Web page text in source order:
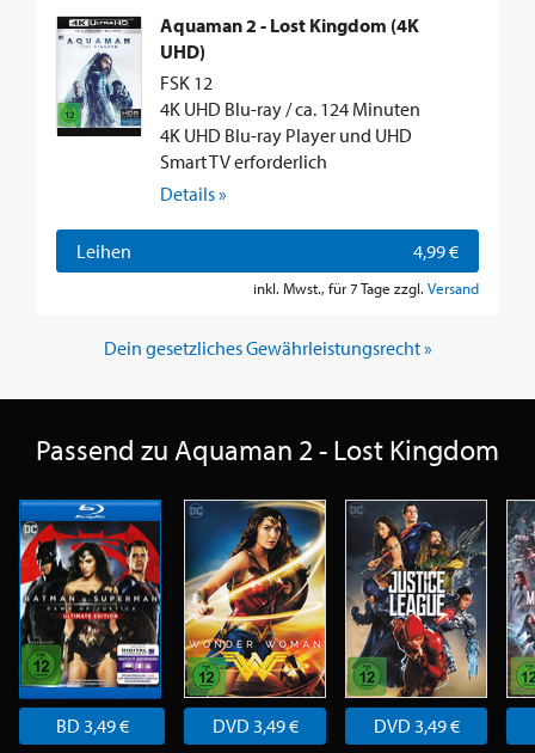
Aquaman 2 - Lost Kingdom (4K
UHD)
FSK 12
4K UHD Blu-ray / ca. 124 Minuten
4K UHD Blu-ray Player und UHD
Smart TV erforderlich
Details »
Leihen 4,99 €
inkl. Mwst., für 7 Tage zzgl. Versand
Dein gesetzliches Gewährleistungsrecht »
Passend zu Aquaman 2 - Lost Kingdom
BD 3,49 €
DVD 3,49 €
DVD 3,49 €